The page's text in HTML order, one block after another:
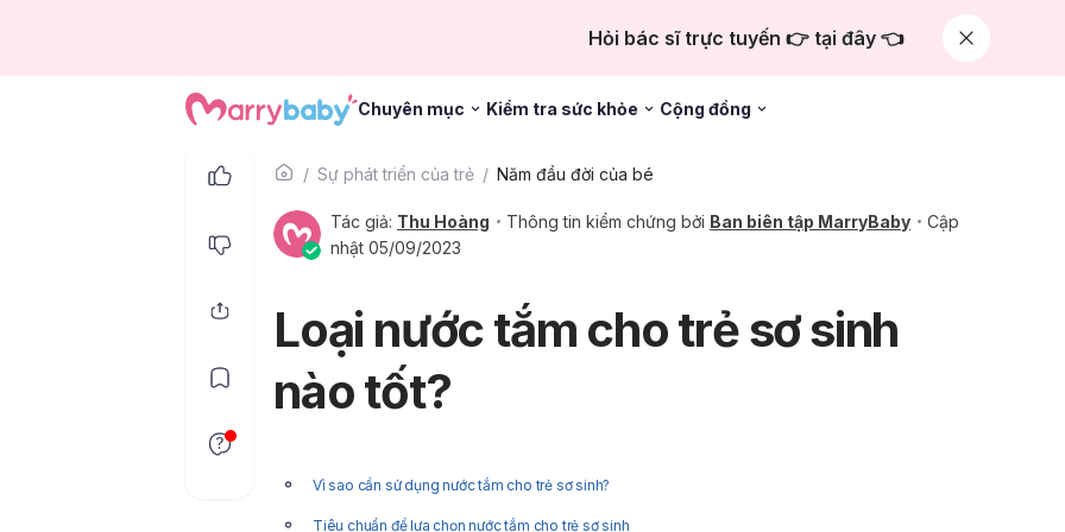
Hỏi bác sĩ trực tuyến 👉 tại đây 👈
Chuyên mục Kiểm tra sức khỏe Cộng đồng
Sự phát triển của trẻ Năm đầu đời của bé
Tác giả: Thu Hoàng Thông tin kiểm chứng bởi Ban biên tập MarryBaby
Cập
nhật 05/09/2023
Loại nước tắm cho trẻ sơ sinh
nào tốt?
Vì sao cần sử dụng nước tắm cho trẻ sơ sinh?
Tiêu chuẩn để lựa chọn nước tắm cho trẻ sơ sinh